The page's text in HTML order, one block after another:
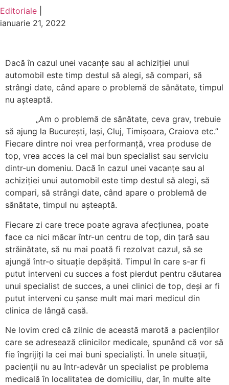
Editoriale
ianuarie 21, 2022
Dacă în cazul unei vacanţe sau al achiziţiei unui
automobil este timp destul să alegi, să compari, să
strângi date, când apare o problemă de sănătate, timpul
nu așteaptă.
„Am o problemă de sănătate, ceva grav, trebuie
să ajung la București, Iași, Cluj, Timișoara, Craiova etc.”
Fiecare dintre noi vrea performanţă, vrea produse de
top, vrea acces la cel mai bun specialist sau serviciu
dintr-un domeniu. Dacă în cazul unei vacanţe sau al
achiziţiei unui automobil este timp destul să alegi, să
compari, să strângi date, când apare o problemă de
sănătate, timpul nu așteaptă.
Fiecare zi care trece poate agrava afecţiunea, poate
face ca nici măcar într-un centru de top, din ţară sau
străinătate, să nu mai poată fi rezolvat cazul, să se
ajungă într-o situaţie depășită. Timpul în care s-ar fi
putut interveni cu succes a fost pierdut pentru căutarea
unui specialist de succes, a unei clinici de top, deși ar fi
putut interveni cu șanse mult mai mari medicul din
clinica de lângă casă.
Ne lovim cred că zilnic de această marotă a pacienţilor
care se adresează clinicilor medicale, spunând că vor să
fie îngrijiţi la cei mai buni specialiști. În unele situaţii,
pacienţii nu au într-adevăr un specialist pe problema
medicală în localitatea de domiciliu, dar, în multe alte